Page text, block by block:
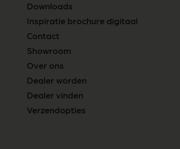
Downloads
Inspiratie brochure digitaal
Contact
Showroom
Over ons
Dealer worden
Dealer vinden
Verzendopties